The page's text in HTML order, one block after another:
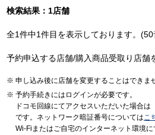
検索結果：1店舗
全1件中1件目を表示しております。(50
予約申込する店舗/購入商品受取り店舗
申し込み後に店舗を変更することはできま
予約手続きにはログインが必要です。
ドコモ回線にてアクセスいただいた場合
です。ネットワーク暗証番号についてはこ
Wi-Fiまたはご自宅のインターネット環境